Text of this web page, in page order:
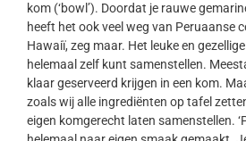
kom (‘bowl’). Doordat je rauwe
heeft het ook veel weg van Peruaanse
Hawaiï, zeg maar. Het leuke en
helemaal zelf kunt samenstellen.
klaar geserveerd krijgen in een kom.
zoals wij alle ingrediënten op tafel
eigen komgerecht laten samenstellen.